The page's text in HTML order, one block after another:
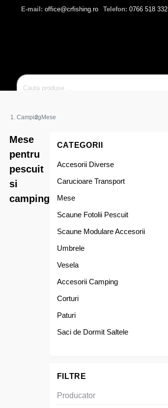
E-mail: office@crfishing.ro Telefon: 0766 518 332
Camping Mese
Mese
pentru
pescuit
si
camping
CATEGORII
Accesorii Diverse
Carucioare Transport
Mese
Scaune Fotolii Pescuit
Scaune Modulare Accesorii
Umbrele
Vesela
Accesorii Camping
Corturi
Paturi
Saci de Dormit Saltele
FILTRE
Producator